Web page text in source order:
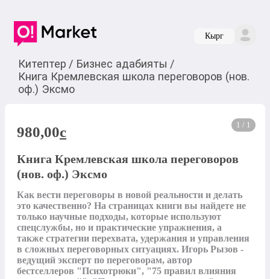
Кырг
Китептер / Бизнес адабияты /
Книга Кремлевская школа переговоров (нов.
оф.) Эксмо
1 / 1
980,00c
Книга Кремлевская школа переговоров
(нов. оф.) Эксмо
Как вести переговоры в новой реальности и делать
это качественно? На страницах книги вы найдете не
только научные подходы, которые используют
спецслужбы, но и практические упражнения, а
также стратегии перехвата, удержания и управления
в сложных переговорных ситуациях. Игорь Рызов -
ведущий эксперт по переговорам, автор
бестселлеров "Психотрюки", "75 правил влияния